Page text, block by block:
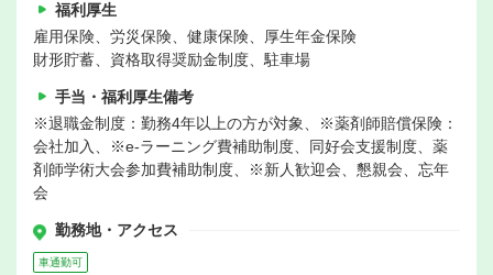
福利厚生
雇用保険、労災保険、健康保険、厚生年金保険
財形貯蓄、資格取得奨励金制度、駐車場
手当・福利厚生備考
※退職金制度：勤務4年以上の方が対象、※薬剤師賠償保険：
会社加入、※e-ラーニング費補助制度、同好会支援制度、薬
剤師学術大会参加費補助制度、※新人歓迎会、懇親会、忘年
会
勤務地・アクセス
車通勤可